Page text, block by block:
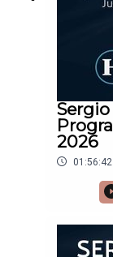
2026
01:56:42